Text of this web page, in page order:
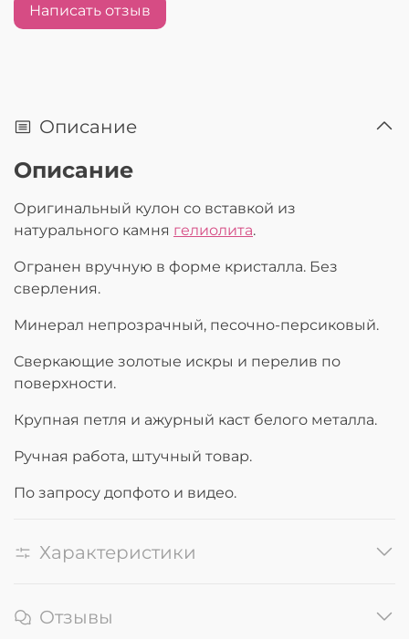
Написать отзыв
Описание
Описание
Оригинальный кулон со вставкой из
натурального камня гелиолита.
Огранен вручную в форме кристалла. Без
сверления.
Минерал непрозрачный, песочно-персиковый.
Сверкающие золотые искры и перелив по
поверхности.
Крупная петля и ажурный каст белого металла.
Ручная работа, штучный товар.
По запросу допфото и видео.
Характеристики
Отзывы